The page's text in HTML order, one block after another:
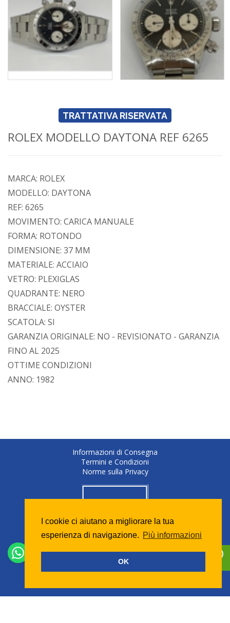
I cookie ci aiutano a migliorare la tua
esperienza di navigazione. Più informazioni
OK
TRATTATIVA RISERVATA
ROLEX MODELLO DAYTONA REF 6265
MARCA: ROLEX
MODELLO: DAYTONA
REF: 6265
MOVIMENTO: CARICA MANUALE
FORMA: ROTONDO
DIMENSIONE: 37 MM
MATERIALE: ACCIAIO
VETRO: PLEXIGLAS
QUADRANTE: NERO
BRACCIALE: OYSTER
SCATOLA: SI
GARANZIA ORIGINALE: NO - REVISIONATO - GARANZIA
FINO AL 2025
OTTIME CONDIZIONI
ANNO: 1982
Informazioni di Consegna
Termini e Condizioni
Norme sulla Privacy